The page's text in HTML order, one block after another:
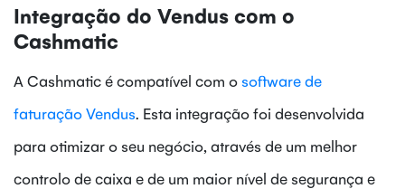
Integração do Vendus com o
Cashmatic
A Cashmatic é compatível com o software de
faturação Vendus. Esta integração foi desenvolvida
para otimizar o seu negócio, através de um melhor
controlo de caixa e de um maior nível de segurança e